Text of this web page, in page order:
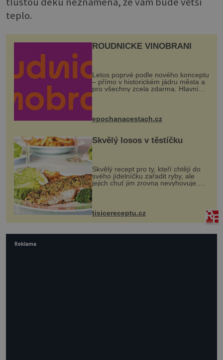
teplo.
ROUDNICKÉ VINOBRANÍ
Letos poprvé podle nového konceptu
– přímo v historickém jádru města a
pro všechny zcela zdarma. Hlavní
program se odehraje na Karlově a
mohou těšit na víno, burčák, pes...
epochanacestach.cz
Skvělý losos v těstíčku
Skvělý recept pro ty, kteří chtějí do
svého jídelníčku zařadit ryby, ale
jejich chuť jim zrovna nevyhovuje.
Losos je samozřejmě taky ryba, ale v
tomto případě si na to nikdo ani
nevzpomene. Ingredienc...
tisicereceptu.cz
Reklama